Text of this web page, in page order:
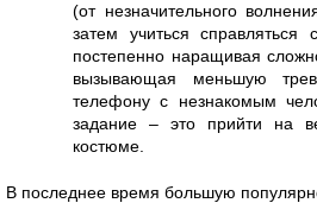
(от незначительного
затем учиться справляться
постепенно наращивая
вызывающая меньшую
телефону с незнакомым
задание – это прийти на
костюме.
В последнее время большую